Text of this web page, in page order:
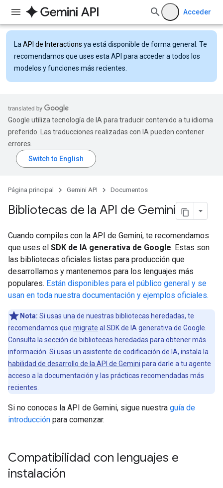
Acceder
La API de Interactions ya está disponible de forma general. Te
recomendamos que uses esta API para acceder a todos los
modelos y funciones más recientes.
Google utiliza tecnología de IA para traducir contenido a tu idioma
preferido. Las traducciones realizadas con IA pueden contener
errores.
Página principal Gemini API Documentos
Bibliotecas de la API de Gemini
Cuando compiles con la API de Gemini, te recomendamos
que uses el SDK de IA generativa de Google. Estas son
las bibliotecas oficiales listas para producción que
desarrollamos y mantenemos para los lenguajes más
populares. Están disponibles para el público general y se
usan en toda nuestra documentación y ejemplos oficiales.
Nota: Si usas una de nuestras bibliotecas heredadas, te
recomendamos que migrate al SDK de IA generativa de Google.
Consulta la sección de bibliotecas heredadas para obtener más
información. Si usas un asistente de codificación de IA, instala la
habilidad de desarrollo de la API de Gemini para darle a tu agente
acceso a la documentación y las prácticas recomendadas más
recientes.
Si no conoces la API de Gemini, sigue nuestra guía de
introducción para comenzar.
Compatibilidad con lenguajes e
instalación